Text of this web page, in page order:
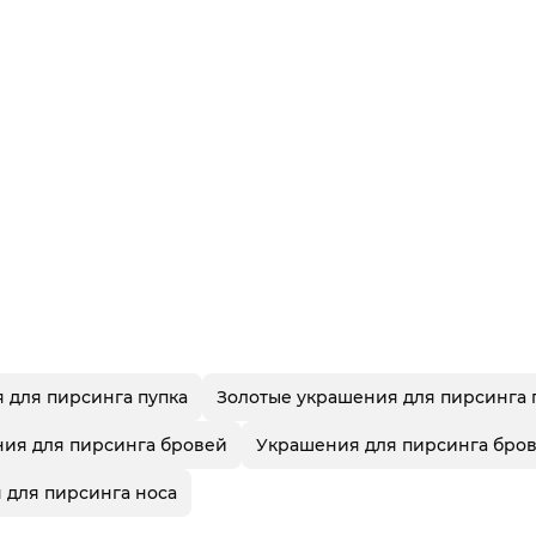
пирсинга пупка Золотые украшения для пирсинга
для пирсинга бровей Украшения для пирсинга
пирсинга носа